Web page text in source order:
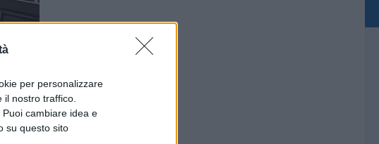
per personalizzare
nostro traffico.
cambiare idea e
su questo sito